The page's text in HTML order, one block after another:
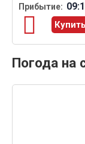
Погода на